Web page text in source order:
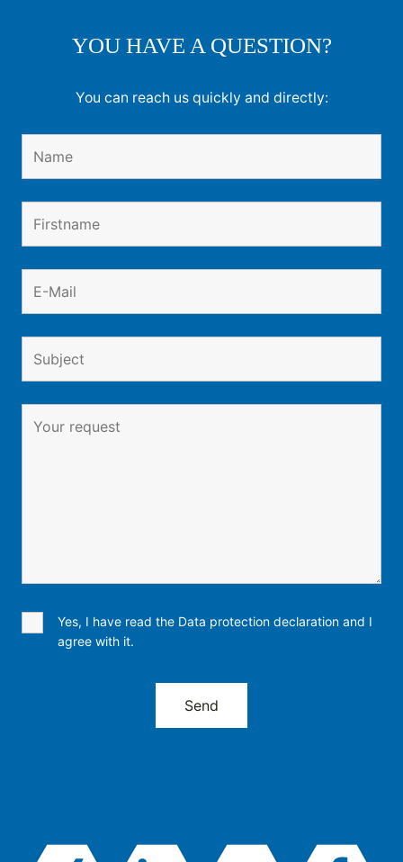
YOU HAVE A QUESTION?
You can reach us quickly and directly:
Yes, I have read the Data protection declaration and I
agree with it.